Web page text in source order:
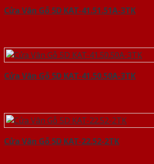
Cửa Vân Gỗ 5D KAT-41.51.51A-3TK
Cửa Vân Gỗ 5D KAT-41.50.50A-3TK
Cửa Vân Gỗ 5D KAT-22.52-2TK